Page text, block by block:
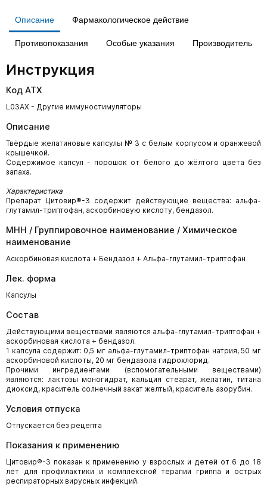
Описание Фармакологическое действие
Противопоказания Особые указания Производитель
Инструкция
Код АТХ
L03AX - Другие иммуностимуляторы
Описание
Твёрдые желатиновые капсулы № 3 с белым корпусом и оранжевой
крышечкой.
Содержимое капсул - порошок от белого до жёлтого цвета без
запаха.
Характеристика
Препарат Цитовир®-3 содержит действующие вещества: альфа-
глутамил-триптофан, аскорбиновую кислоту, бендазол.
МНН / Группировочное наименование / Химическое
наименование
Аскорбиновая кислота + Бендазол + Альфа-глутамил-триптофан
Лек. форма
Капсулы
Состав
Действующими веществами являются альфа-глутамил-триптофан +
аскорбиновая кислота + бендазол.
1 капсула содержит: 0,5 мг альфа-глутамил-триптофан натрия, 50 мг
аскорбиновой кислоты, 20 мг бендазола гидрохлорид.
Прочими ингредиентами (вспомогательными веществами)
являются: лактозы моногидрат, кальция стеарат, желатин, титана
диоксид, краситель солнечный закат желтый, краситель азорубин.
Условия отпуска
Отпускается без рецепта
Показания к применению
Цитовир®-3 показан к применению у взрослых и детей от 6 до 18
лет для профилактики и комплексной терапии гриппа и острых
респираторных вирусных инфекций.